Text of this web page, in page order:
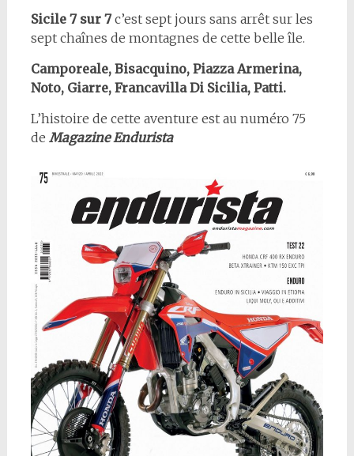
Sicile 7 sur 7c’est sept jours sans arrêt sur les
sept chaînes de montagnes de cette belle île.
Camporeale, Bisacquino, Piazza Armerina,
Noto, Giarre, Francavilla Di Sicilia, Patti.
L’histoire de cette aventure est au numéro 75
de Magazine Endurista